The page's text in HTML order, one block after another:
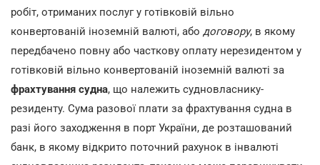
робіт, отриманих послуг у готівковій вільно
конвертованій іноземній валюті, або договору, в якому
передбачено повну або часткову оплату нерезидентом у
готівковій вільно конвертованій іноземній валюті за
фрахтування судна, що належить судновласнику-
резиденту. Сума разової плати за фрахтування судна в
разі його заходження в порт України, де розташований
банк, в якому відкрито поточний рахунок в інвалюті